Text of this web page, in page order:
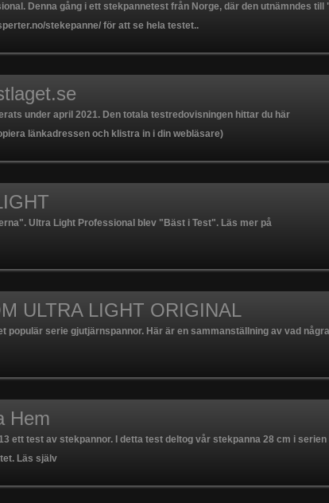
Denna gång i ett stekpannetest från Norge, där den utnämndes till
stekepanne/ för att se hela testet..
under april 2021. Den totala testredovisningen hittar du här
länkadressen och klistra in i din webläsare)
Ultra Light Professional blev "Bäst i Test". Läs mer på
ULTRA LIGHT ORIGINAL
populär serie gjutjärnspannor. Här är en sammanställning av vad
Hem
ett test av stekpannor. I detta test deltog vår stekpanna 28 cm i
Läs själv